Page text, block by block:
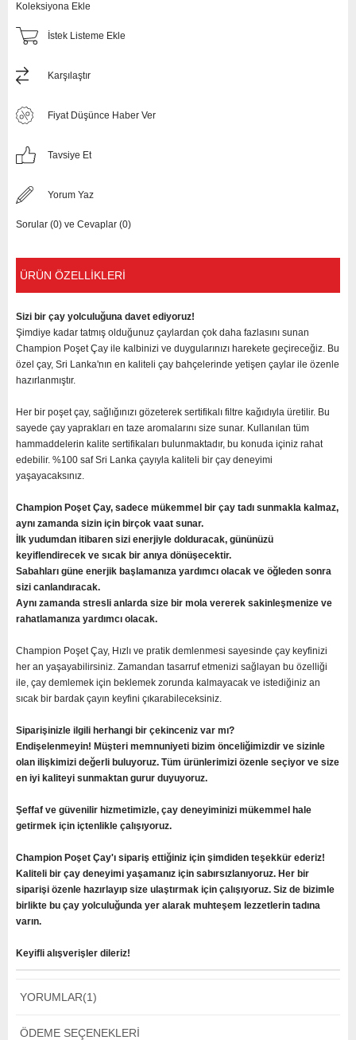
Koleksiyona Ekle
İstek Listeme Ekle
Karşılaştır
Fiyat Düşünce Haber Ver
Tavsiye Et
Yorum Yaz
Sorular (0) ve Cevaplar (0)
ÜRÜN ÖZELLIKLERI
Sizi bir çay yolculuğuna davet ediyoruz!
Şimdiye kadar tatmış olduğunuz çaylardan çok daha fazlasını sunan
Champion Poşet Çay ile kalbinizi ve duygularınızı harekete geçireceğiz. Bu
özel çay, Sri Lanka'nın en kaliteli çay bahçelerinde yetişen çaylar ile özenle
hazırlanmıştır.
Her bir poşet çay, sağlığınızı gözeterek sertifikalı filtre kağıdıyla üretilir. Bu
sayede çay yaprakları en taze aromalarını size sunar. Kullanılan tüm
hammaddelerin kalite sertifikaları bulunmaktadır, bu konuda içiniz rahat
edebilir. %100 saf Sri Lanka çayıyla kaliteli bir çay deneyimi
yaşayacaksınız.
Champion Poşet Çay, sadece mükemmel bir çay tadı sunmakla kalmaz,
aynı zamanda sizin için birçok vaat sunar.
İlk yudumdan itibaren sizi enerjiyle dolduracak, gününüzü
keyiflendirecek ve sıcak bir anıya dönüşecektir.
Sabahları güne enerjik başlamanıza yardımcı olacak ve öğleden sonra
sizi canlandıracak.
Aynı zamanda stresli anlarda size bir mola vererek sakinleşmenize ve
rahatlamanıza yardımcı olacak.
Champion Poşet Çay, Hızlı ve pratik demlenmesi sayesinde çay keyfinizi
her an yaşayabilirsiniz. Zamandan tasarruf etmenizi sağlayan bu özelliği
ile, çay demlemek için beklemek zorunda kalmayacak ve istediğiniz an
sıcak bir bardak çayın keyfini çıkarabileceksiniz.
Siparişinizle ilgili herhangi bir çekinceniz var mı?
Endişelenmeyin! Müşteri memnuniyeti bizim önceliğimizdir ve sizinle
olan ilişkimizi değerli buluyoruz. Tüm ürünlerimizi özenle seçiyor ve size
en iyi kaliteyi sunmaktan gurur duyuyoruz.
Şeffaf ve güvenilir hizmetimizle, çay deneyiminizi mükemmel hale
getirmek için içtenlikle çalışıyoruz.
Champion Poşet Çay'ı sipariş ettiğiniz için şimdiden teşekkür ederiz!
Kaliteli bir çay deneyimi yaşamanız için sabırsızlanıyoruz. Her bir
siparişi özenle hazırlayıp size ulaştırmak için çalışıyoruz. Siz de bizimle
birlikte bu çay yolculuğunda yer alarak muhteşem lezzetlerin tadına
varın.
Keyifli alışverişler dileriz!
YORUMLAR(1)
ÖDEME SEÇENEKLERI